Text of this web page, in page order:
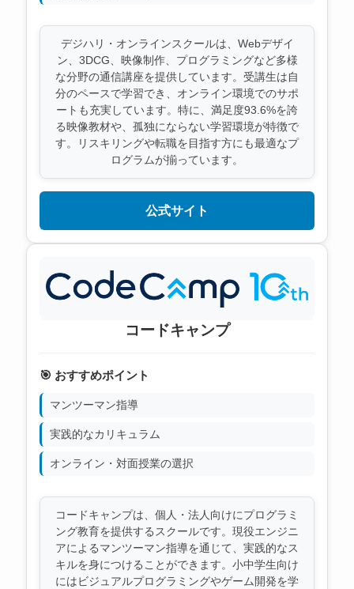
デジハリ・オンラインスクールは、Webデザイ
ン、3DCG、映像制作、プログラミングなど多様
な分野の通信講座を提供しています。受講生は自
分のペースで学習でき、オンライン環境でのサポ
ートも充実しています。特に、満足度93.6%を誇
る映像教材や、孤独にならない学習環境が特徴で
す。リスキリングや転職を目指す方にも最適なプ
ログラムが揃っています。
公式サイト
コードキャンプ
🎯 おすすめポイント
マンツーマン指導
実践的なカリキュラム
オンライン・対面授業の選択
コードキャンプは、個人・法人向けにプログラミ
ング教育を提供するスクールです。現役エンジニ
アによるマンツーマン指導を通じて、実践的なス
キルを身につけることができます。小中学生向け
にはビジュアルプログラミングやゲーム開発を学